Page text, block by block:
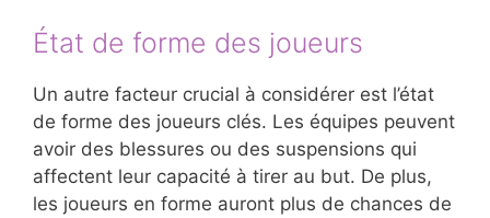
État de forme des joueurs
Un autre facteur crucial à considérer est l’état
de forme des joueurs clés. Les équipes peuvent
avoir des blessures ou des suspensions qui
affectent leur capacité à tirer au but. De plus,
les joueurs en forme auront plus de chances de